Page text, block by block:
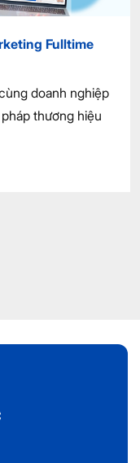
Fulltime
doanh nghiệp
thương hiệu